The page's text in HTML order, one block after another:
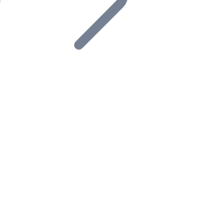
nel tuo ecosistema.
di rivenditori e
tuo progetto al nostro servizio di